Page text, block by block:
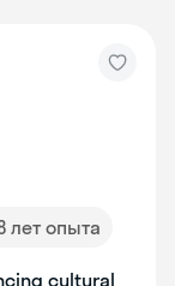
лет опыта
cultural